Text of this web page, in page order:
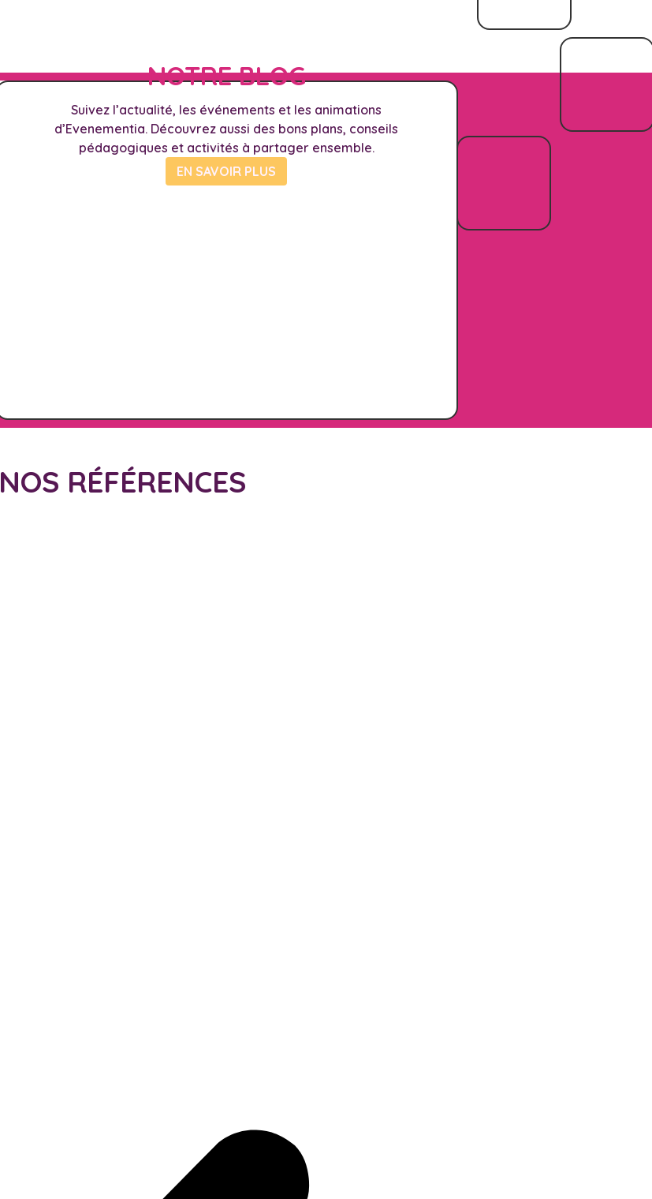
NOTRE BLOG
Suivez l’actualité, les événements et les animations
d’Evenementia. Découvrez aussi des bons plans, conseils
pédagogiques et activités à partager ensemble.
EN SAVOIR PLUS
NOS RÉFÉRENCES